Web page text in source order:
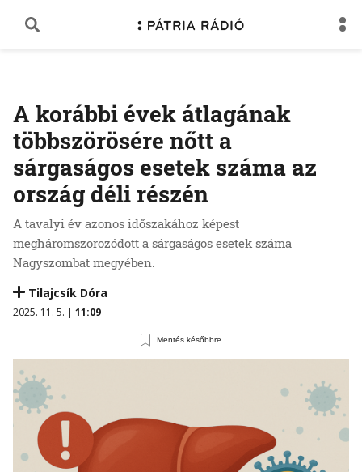
A korábbi évek átlagának
többszörösére nőtt a
sárgaságos esetek száma az
ország déli részén
A tavalyi év azonos időszakához képest
megháromszorozódott a sárgaságos esetek száma
Nagyszombat megyében.
Tilajcsík Dóra
2025. 11. 5. | 11:09
Mentés későbbre